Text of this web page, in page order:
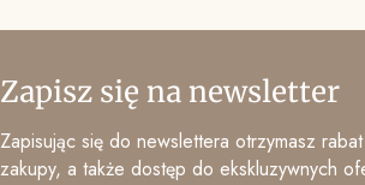
Zapisz się na newsletter
Zapisując się do newslettera otrzymasz
zakupy, a także dostęp do ekskluzywnych